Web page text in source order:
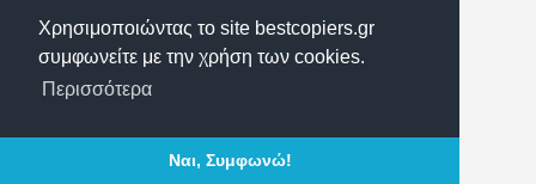
Χρησιμοποιώντας το site bestcopiers.gr
συμφωνείτε με την χρήση των cookies.
Περισσότερα
Ναι, Συμφωνώ!
Κασταμονής & Ακριτών 49, Νέα Ιωνία 14235
2102754880, 2102754900
Τρόποι Αποστολής
Τρόποι Πληρωμής